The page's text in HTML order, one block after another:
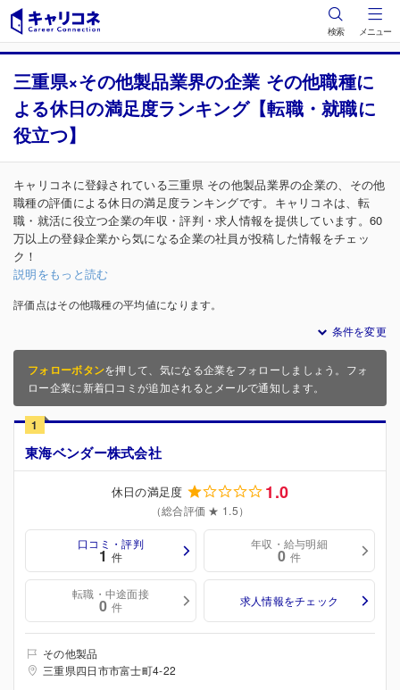
検索 メニュー
三重県×その他製品業界の企業 その他職種に
よる休日の満足度ランキング【転職・就職に
役立つ】
キャリコネに登録されている三重県 その他製品業界の企業の、その他
職種の評価による休日の満足度ランキングです。キャリコネは、転
職・就活に役立つ企業の年収・評判・求人情報を提供しています。60
万以上の登録企業から気になる企業の社員が投稿した情報をチェッ
ク！
説明をもっと読む
評価点はその他職種の平均値になります。
条件を変更
フォローボタンを押して、気になる企業をフォローしましょう。フォ
ロー企業に新着口コミが追加されるとメールで通知します。
1
東海ベンダー株式会社
休日の満足度 1.0
（総合評価 ★ 1.5）
口コミ・評判
1 件
年収・給与明細
0 件
転職・中途面接
0 件 求人情報をチェック
その他製品
三重県四日市市富士町4-22